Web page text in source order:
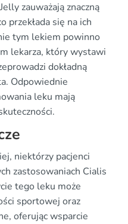
zauważają znaczną
przekłada się na ich
tym lekiem powinno
lekarza, który wystawi
dokładną
Odpowiednie
leku mają
niektórzy pacjenci
zastosowaniach Cialis
tego leku może
sportowej oraz
oferując wsparcie